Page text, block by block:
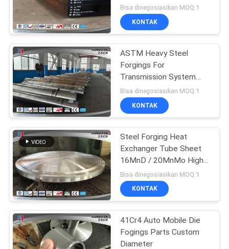
Heat Treatment
Forging
Open Die Forgings
SP350
Bisa dinegosiasikan MOQ:1
KONTAK
ASTM Heavy Steel
Forgings For
Transmission System
Shaft Alloy Steel Shaft
QT Shaft
Bisa dinegosiasikan MOQ:1
KONTAK
Steel Forging Heat
Exchanger Tube Sheet
16MnD / 20MnMo High
Precision
Bisa dinegosiasikan MOQ:1
KONTAK
41Cr4 Auto Mobile Die
Fogings Parts Custom
Diameter